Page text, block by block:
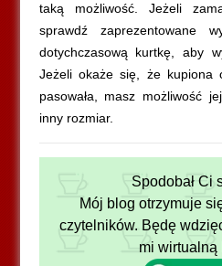
taką możliwość. Jeżeli
sprawdź zaprezentowane
dotychczasową kurtkę, aby
Jeżeli okaże się, że kupiona
pasowała, masz możliwość
inny rozmiar.
Spodobał Ci
Mój blog otrzymuje
czytelników. Będę
mi wirtualną